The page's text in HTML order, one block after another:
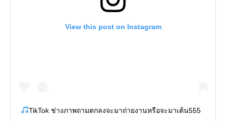
View this post on Instagram
TikTok ช่างภาพถามตกลงจะมาถ่ายงานหรือจะมาเต้น555